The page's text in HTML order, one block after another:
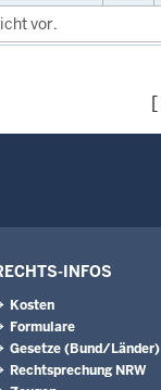
vor.
[
INFOS
Kosten
Formulare
Gesetze (Bund/Länder)
Rechtsprechung NRW